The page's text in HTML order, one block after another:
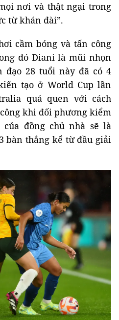
nơi và thật ngại trong
từ khán đài”.
cầm bóng và tấn công
đó Diani là mũi nhọn
đạo 28 tuổi này đã có 4
tạo ở World Cup lần
quá quen với cách
khi đối phương kiểm
đồng chủ nhà sẽ là
bàn thắng kể từ đầu giải